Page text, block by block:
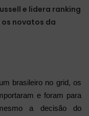
e lidera ranking
novatos da
brasileiro no grid, os
e foram para
a decisão do